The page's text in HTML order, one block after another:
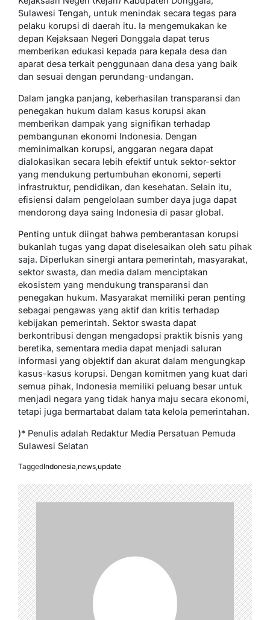
Sulawesi Tengah, untuk menindak secara tegas para
pelaku korupsi di daerah itu. Ia mengemukakan ke
depan Kejaksaan Negeri Donggala dapat terus
memberikan edukasi kepada para kepala desa dan
aparat desa terkait penggunaan dana desa yang baik
dan sesuai dengan perundang-undangan.
Dalam jangka panjang, keberhasilan transparansi dan
penegakan hukum dalam kasus korupsi akan
memberikan dampak yang signifikan terhadap
pembangunan ekonomi Indonesia. Dengan
meminimalkan korupsi, anggaran negara dapat
dialokasikan secara lebih efektif untuk sektor-sektor
yang mendukung pertumbuhan ekonomi, seperti
infrastruktur, pendidikan, dan kesehatan. Selain itu,
efisiensi dalam pengelolaan sumber daya juga dapat
mendorong daya saing Indonesia di pasar global.
Penting untuk diingat bahwa pemberantasan korupsi
bukanlah tugas yang dapat diselesaikan oleh satu pihak
saja. Diperlukan sinergi antara pemerintah, masyarakat,
sektor swasta, dan media dalam menciptakan
ekosistem yang mendukung transparansi dan
penegakan hukum. Masyarakat memiliki peran penting
sebagai pengawas yang aktif dan kritis terhadap
kebijakan pemerintah. Sektor swasta dapat
berkontribusi dengan mengadopsi praktik bisnis yang
beretika, sementara media dapat menjadi saluran
informasi yang objektif dan akurat dalam mengungkap
kasus-kasus korupsi. Dengan komitmen yang kuat dari
semua pihak, Indonesia memiliki peluang besar untuk
menjadi negara yang tidak hanya maju secara ekonomi,
tetapi juga bermartabat dalam tata kelola pemerintahan.
)* Penulis adalah Redaktur Media Persatuan Pemuda
Sulawesi Selatan
TaggedIndonesia,news,update